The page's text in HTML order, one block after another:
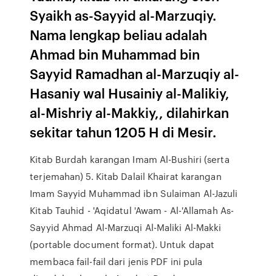
Syaikh as-Sayyid al-Marzuqiy.
Nama lengkap beliau adalah
Ahmad bin Muhammad bin
Sayyid Ramadhan al-Marzuqiy al-
Hasaniy wal Husainiy al-Malikiy,
al-Mishriy al-Makkiy,, dilahirkan
sekitar tahun 1205 H di Mesir.
Kitab Burdah karangan Imam Al-Bushiri (serta
terjemahan) 5. Kitab Dalail Khairat karangan
Imam Sayyid Muhammad ibn Sulaiman Al-Jazuli
Kitab Tauhid - 'Aqidatul 'Awam - Al-'Allamah As-
Sayyid Ahmad Al-Marzuqi Al-Maliki Al-Makki
(portable document format). Untuk dapat
membaca fail-fail dari jenis PDF ini pula